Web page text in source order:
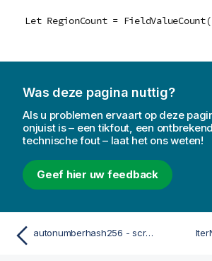
Let RegionCount =
Was deze pagina nuttig?
Als u problemen ervaart op deze
onjuist is – een tikfout, een
technische fout – laat het ons weten!
Geef hier uw feedback
autonumberhash256 - scriptfunctie